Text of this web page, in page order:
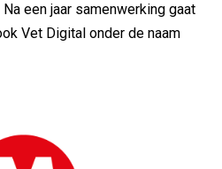
een jaar samenwerking gaat
Vet Digital onder de naam